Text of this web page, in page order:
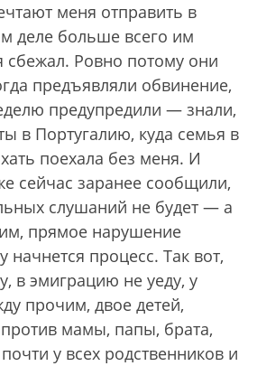
меня отправить в
деле больше всего им
сбежал. Ровно потому они
предъявляли обвинение,
предупредили — знали,
в Португалию, куда семья в
поехала без меня. И
сейчас заранее сообщили,
слушаний не будет — а
прямое нарушение
начнется процесс. Так вот,
в эмиграцию не уеду, у
прочим, двое детей,
мамы, папы, брата,
у всех родственников и